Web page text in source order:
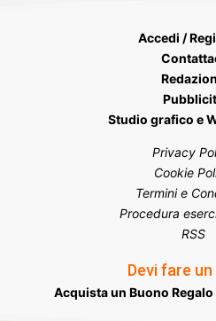
Accedi /
Studio grafico e
Privacy
Cookie
Termini e
Procedura
RSS
Devi fare
Acquista un Buono